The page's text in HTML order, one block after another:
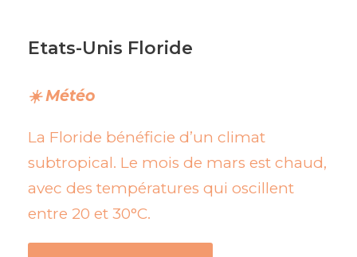
Etats-Unis Floride
☀️ Météo
La Floride bénéficie d’un climat
subtropical. Le mois de mars est chaud,
avec des températures qui oscillent
entre 20 et 30°C.